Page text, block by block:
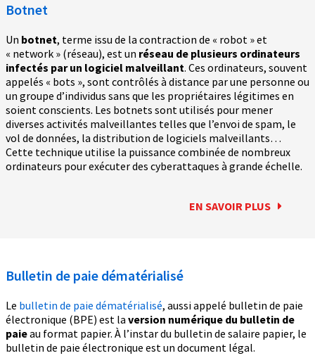
Botnet
Un botnet, terme issu de la contraction de « robot » et
« network » (réseau), est un réseau de plusieurs ordinateurs
infectés par un logiciel malveillant. Ces ordinateurs, souvent
appelés « bots », sont contrôlés à distance par une personne ou
un groupe d’individus sans que les propriétaires légitimes en
soient conscients. Les botnets sont utilisés pour mener
diverses activités malveillantes telles que l’envoi de spam, le
vol de données, la distribution de logiciels malveillants…
Cette technique utilise la puissance combinée de nombreux
ordinateurs pour exécuter des cyberattaques à grande échelle.
EN SAVOIR PLUS
Bulletin de paie dématérialisé
Le bulletin de paie dématérialisé, aussi appelé bulletin de paie
électronique (BPE) est la version numérique du bulletin de
paieau format papier. À l’instar du bulletin de salaire papier, le
bulletin de paie électronique est un document légal.